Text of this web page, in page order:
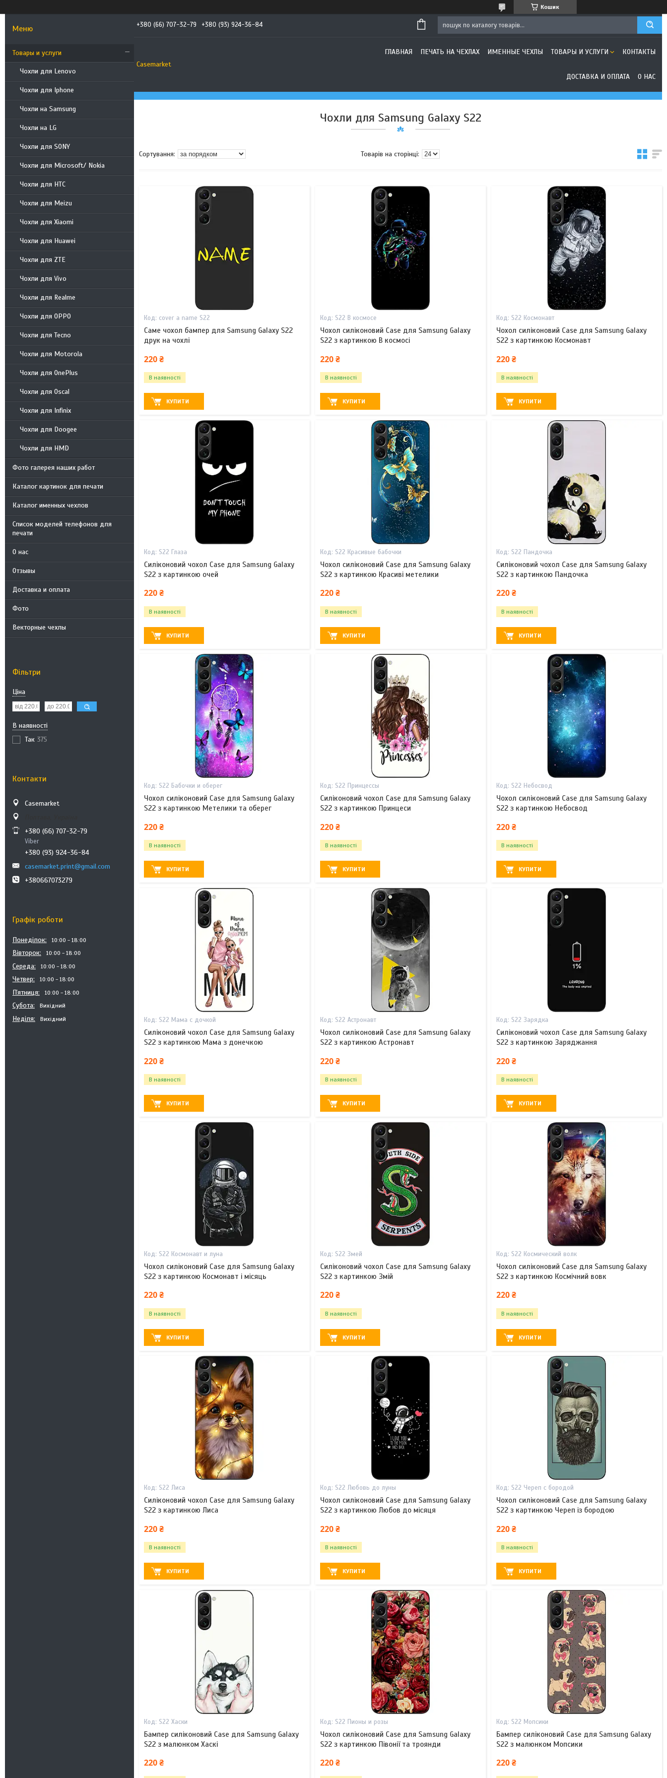
Кошик
Товары и услуги
Чохли для Lenovo
Чохли для Iphone
Чохли на Samsung
Чохли на LG
Чохли для SONY
Чохли для Microsoft/ Nokia
Чохли для HTC
Чохли для Meizu
Чохли для Xiaomi
Чохли для Huawei
Чохли для ZTE
Чохли для Vivo
Чохли для Realme
Чохли для OPPO
Чохли для Tecno
Чохли для Motorola
Чохли для OnePlus
Чохли для Oscal
Чохли для Infinix
Чохли для Doogee
Чохли для HMD
Фото галерея наших работ
Каталог картинок для печати
Каталог именных чехлов
Список моделей телефонов для
печати
О нас
Отзывы
Доставка и оплата
Фото
Векторные чехлы
Фільтри
Ціна
В наявності
Так 375
Контакти
Casemarket
+380 (66) 707-32-79
Viber
+380 (93) 924-36-84
casemarket.print@gmail.com
+380667073279
Графік роботи
Понеділок 10:00 18:00
Вівторок 10:00 18:00
Середа 10:00 18:00
Четвер 10:00 18:00
Пʼятниця 10:00 18:00
Субота Вихідний
Неділя Вихідний
+380 (66) 707-32-79 +380 (93) 924-36-84
Casemarket
ГЛАВНАЯ ПЕЧАТЬ НА ЧЕХЛАХ ИМЕННЫЕ ЧЕХЛЫ ТОВАРЫ И УСЛУГИ КОНТАКТЫ
ДОСТАВКА И ОПЛАТА О НАС
Чохли для Samsung Galaxy S22
cover a name S22
Саме чохол бампер для Samsung Galaxy S22
друк на чохлі
220 ₴
В наявності
КУПИТИ
S22 В космосе
Чохол силіконовий Case для Samsung Galaxy
S22 з картинкою В космосі
220 ₴
В наявності
КУПИТИ
S22 Космонавт
Чохол силіконовий Case для Samsung Galaxy
S22 з картинкою Космонавт
220 ₴
В наявності
КУПИТИ
S22 Глаза
Силіконовий чохол Case для Samsung Galaxy
S22 з картинкою очей
220 ₴
В наявності
КУПИТИ
S22 Красивые бабочки
Чохол силіконовий Case для Samsung Galaxy
S22 з картинкою Красиві метелики
220 ₴
В наявності
КУПИТИ
S22 Пандочка
Силіконовий чохол Case для Samsung Galaxy
S22 з картинкою Пандочка
220 ₴
В наявності
КУПИТИ
S22 Бабочки и оберег
Чохол силіконовий Case для Samsung Galaxy
S22 з картинкою Метелики та оберег
220 ₴
В наявності
КУПИТИ
S22 Принцессы
Силіконовий чохол Case для Samsung Galaxy
S22 з картинкою Принцеси
220 ₴
В наявності
КУПИТИ
S22 Небосвод
Чохол силіконовий Case для Samsung Galaxy
S22 з картинкою Небосвод
220 ₴
В наявності
КУПИТИ
S22 Мама с дочкой
Силіконовий чохол Case для Samsung Galaxy
S22 з картинкою Мама з донечкою
220 ₴
В наявності
КУПИТИ
S22 Астронавт
Чохол силіконовий Case для Samsung Galaxy
S22 з картинкою Астронавт
220 ₴
В наявності
КУПИТИ
S22 Зарядка
Силіконовий чохол Case для Samsung Galaxy
S22 з картинкою Заряджання
220 ₴
В наявності
КУПИТИ
S22 Космонавт и луна
Чохол силіконовий Case для Samsung Galaxy
S22 з картинкою Космонавт і місяць
220 ₴
В наявності
КУПИТИ
S22 Змей
Силіконовий чохол Case для Samsung Galaxy
S22 з картинкою Змій
220 ₴
В наявності
КУПИТИ
S22 Космический волк
Чохол силіконовий Case для Samsung Galaxy
S22 з картинкою Космічний вовк
220 ₴
В наявності
КУПИТИ
S22 Лиса
Силіконовий чохол Case для Samsung Galaxy
S22 з картинкою Лиса
220 ₴
В наявності
КУПИТИ
S22 Любовь до луны
Чохол силіконовий Case для Samsung Galaxy
S22 з картинкою Любов до місяця
220 ₴
В наявності
КУПИТИ
S22 Череп с бородой
Чохол силіконовий Case для Samsung Galaxy
S22 з картинкою Череп із бородою
220 ₴
В наявності
КУПИТИ
S22 Хаски
Бампер силіконовий Case для Samsung Galaxy
S22 з малюнком Хаскі
220 ₴
S22 Пионы и розы
Чохол силіконовий Case для Samsung Galaxy
S22 з картинкою Півонії та троянди
220 ₴
S22 Мопсики
Бампер силіконовий Case для Samsung Galaxy
S22 з малюнком Мопсики
220 ₴